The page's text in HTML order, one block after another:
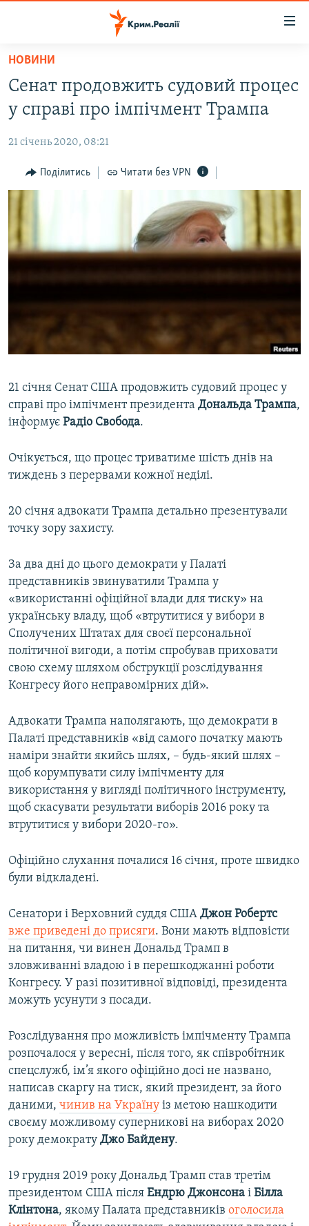
Перейти
основного
матеріалу
Перейти
до
навігації
Перейти
пошуку
ВОДА.КРИМ
ВІДЕО ТА ФОТО
ПОЛІТИКА
БЛОГИ
ПОГЛЯД
ІНТЕРВ'Ю
ВСЕ ЗА ДЕНЬ
СПЕЦПРОЕКТИ
ВІДЕОУРОКИ «ELIFBE»
СВІДЧЕННЯ ОКУПАЦІЇ
Русский
Qırımtatar
Усі сайти RFE/RL
НОВИНИ
Сенат продовжить судовий процес
у справі про імпічмент Трампа
21 січень 2020, 08:21
Поділитись Читати без VPN
21 січня Сенат США продовжить судовий процес у
справі про імпічмент президента Дональда Трампа,
інформує Радіо Свобода.
Очікується, що процес триватиме шість днів на
тиждень з перервами кожної неділі.
20 січня адвокати Трампа детально презентували
точку зору захисту.
За два дні до цього демократи у Палаті
представників звинуватили Трампа у
«використанні офіційної влади для тиску» на
українську владу, щоб «втрутитися у вибори в
Сполучених Штатах для своєї персональної
політичної вигоди, а потім спробував приховати
свою схему шляхом обструкції розслідування
Конгресу його неправомірних дій».
Адвокати Трампа наполягають, що демократи в
Палаті представників «від самого початку мають
наміри знайти якийсь шлях, – будь-який шлях –
щоб корумпувати силу імпічменту для
використання у вигляді політичного інструменту,
щоб скасувати результати виборів 2016 року та
втрутитися у вибори 2020-го».
Офіційно слухання почалися 16 січня, проте швидко
були відкладені.
Сенатори і Верховний суддя США Джон Робертс
вже приведені до присяги. Вони мають відповісти
на питання, чи винен Дональд Трамп в
зловживанні владою і в перешкоджанні роботи
Конгресу. У разі позитивної відповіді, президента
можуть усунути з посади.
Розслідування про можливість імпічменту Трампа
розпочалося у вересні, після того, як співробітник
спецслужб, ім’я якого офіційно досі не названо,
написав скаргу на тиск, який президент, за його
даними, чинив на Україну із метою нашкодити
своєму можливому суперникові на виборах 2020
року демократу Джо Байдену.
19 грудня 2019 року Дональд Трамп став третім
президентом США після Ендрю Джонсона і Білла
Клінтона, якому Палата представників оголосила